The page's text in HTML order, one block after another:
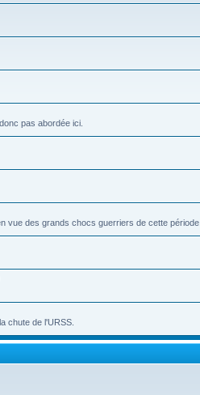
pas abordée ici.
vue des grands chocs guerriers de cette période.
chute de l'URSS.